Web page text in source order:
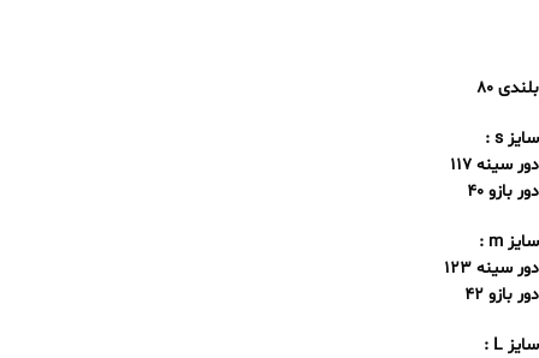
بلندی 80
سایز s :
دور سینه 117
دور بازو 40
سایز m :
دور سینه 123
دور بازو 42
سایز L :